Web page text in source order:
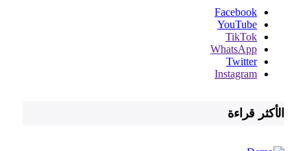
Facebook
YouTube
TikTok
WhatsApp
Twitter
Instagram
الأكثر قراءة